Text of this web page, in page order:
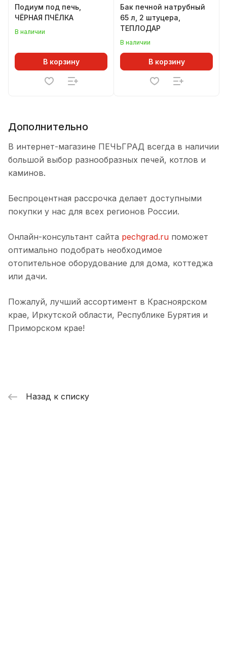
Подиум под печь,
ЧЁРНАЯ ПЧЁЛКА
В наличии
В корзину
Бак печной натрубный
65 л, 2 штуцера,
ТЕПЛОДАР
В наличии
В корзину
Дополнительно
В интернет-магазине ПЕЧЬГРАД всегда в наличии
большой выбор разнообразных печей, котлов и
каминов.
Беспроцентная рассрочка делает доступными
покупки у нас для всех регионов России.
Онлайн-консультант сайта pechgrad.ru поможет
оптимально подобрать необходимое
отопительное оборудование для дома, коттеджа
или дачи.
Пожалуй, лучший ассортимент в Красноярском
крае, Иркутской области, Республике Бурятия и
Приморском крае!
Назад к списку